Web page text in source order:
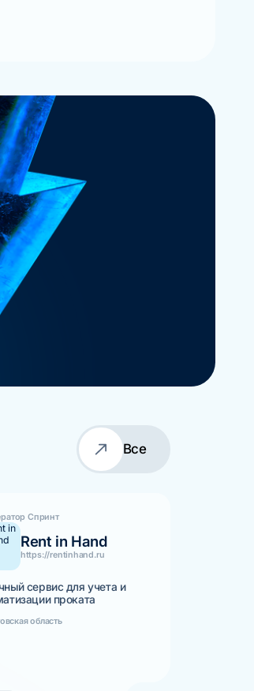
Все
Спринт
Rent in Hand
https://rentinhand.ru
сервис для учета и
проката
область